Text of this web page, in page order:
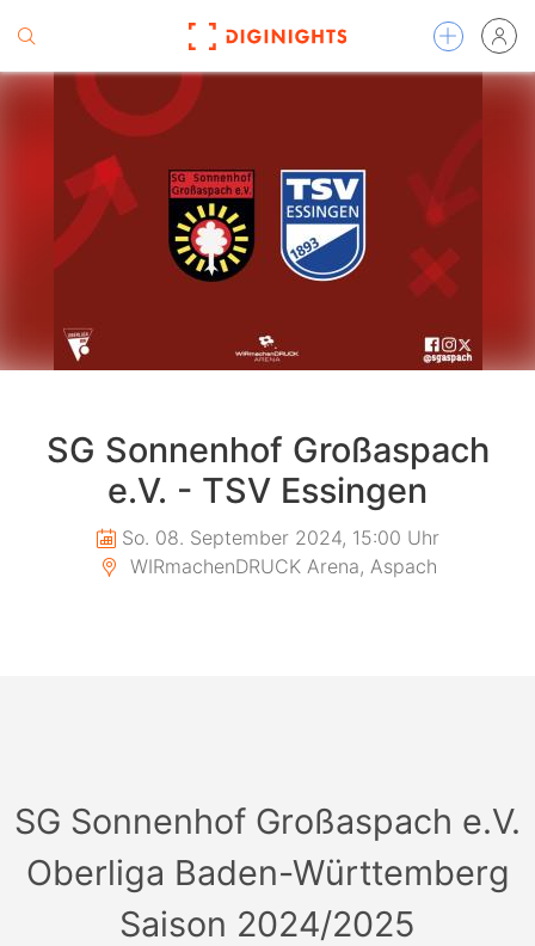
SG Sonnenhof Großaspach
e.V. - TSV Essingen
So. 08. September 2024, 15:00 Uhr
WIRmachenDRUCK Arena, Aspach
SG Sonnenhof Großaspach e.V.
Oberliga Baden-Württemberg
Saison 2024/2025